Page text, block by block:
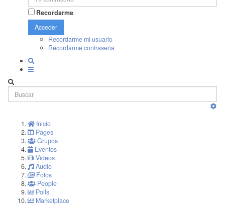
Recordarme
Acceder
Recordarme mi usuario
Recordarme contraseña
Inicio
Pages
Grupos
Eventos
Videos
Audio
Fotos
People
Polls
Marketplace